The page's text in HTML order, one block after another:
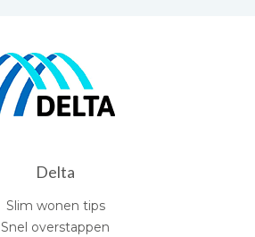
Delta
Slim wonen tips
Snel overstappen